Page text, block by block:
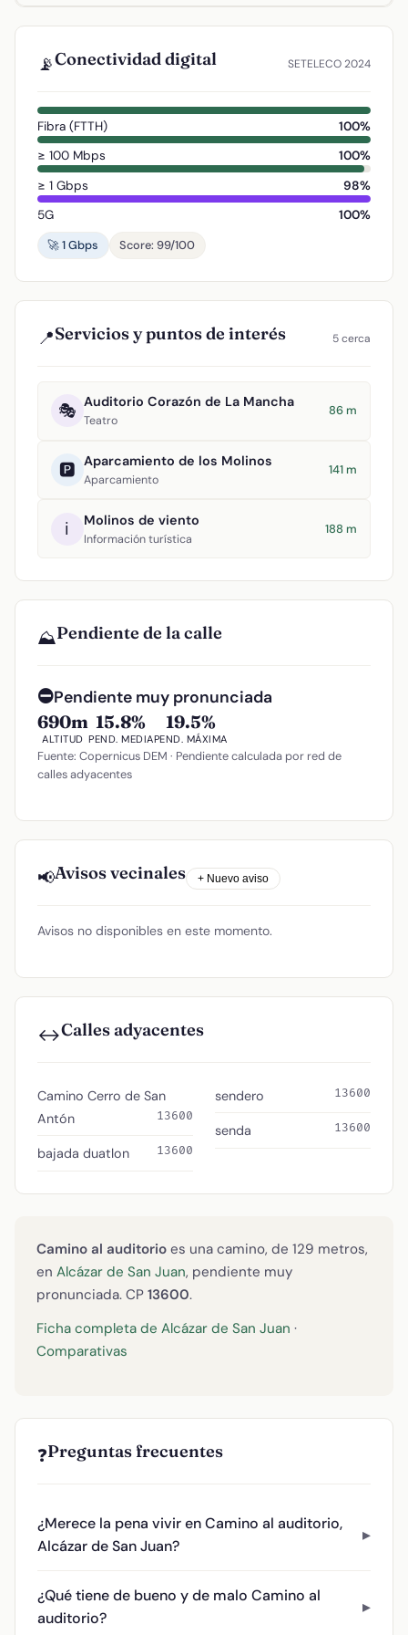
📡Conectividad digital SETELECO 2024
Fibra (FTTH)
100%
≥ 100 Mbps
100%
≥ 1 Gbps
98%
5G
100%
🚀 1 Gbps
Score: 99/100
📍Servicios y puntos de interés 5 cerca
🎭 Auditorio Corazón de La Mancha
Teatro
86 m
🅿️ Aparcamiento de los Molinos
Aparcamiento
141 m
ℹ️ Molinos de viento
Información turística
188 m
⛰️Pendiente de la calle
⛔Pendiente muy pronunciada
690m
ALTITUD
15.8%
PEND. MEDIA
19.5%
PEND. MÁXIMA
Fuente: Copernicus DEM · Pendiente calculada por red de
calles adyacentes
📢Avisos vecinales + Nuevo aviso
Avisos no disponibles en este momento.
↔️Calles adyacentes
Camino Cerro de San
Antón
13600
bajada duatlon 13600
sendero 13600
senda 13600
Camino al auditorio es una camino, de 129 metros,
en Alcázar de San Juan, pendiente muy
pronunciada. CP 13600.
Ficha completa de Alcázar de San Juan ·
Comparativas
❓Preguntas frecuentes
¿Merece la pena vivir en Camino al auditorio,
Alcázar de San Juan?
¿Qué tiene de bueno y de malo Camino al
auditorio?